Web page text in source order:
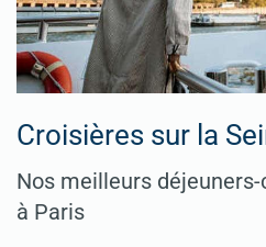
Croisières sur la
Nos meilleurs
à Paris